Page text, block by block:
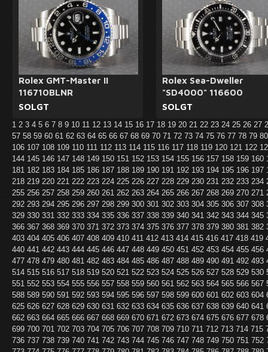
Rolex GMT-Master II
116710BLNR
SOLGT
Rolex Sea-Dweller
"SD4000" 116600
SOLGT
1 2 3 4 5 6 7 8 9 10 11 12 13 14 15 16 17 18 19 20 21 22 23 24 25 26 27
57 58 59 60 61 62 63 64 65 66 67 68 69 70 71 72 73 74 75 76 77 78 79
106 107 108 109 110 111 112 113 114 115 116 117 118 119 120 121 122
144 145 146 147 148 149 150 151 152 153 154 155 156 157 158 159 160
181 182 183 184 185 186 187 188 189 190 191 192 193 194 195 196 197
218 219 220 221 222 223 224 225 226 227 228 229 230 231 232 233 234
255 256 257 258 259 260 261 262 263 264 265 266 267 268 269 270 271
292 293 294 295 296 297 298 299 300 301 302 303 304 305 306 307 308
329 330 331 332 333 334 335 336 337 338 339 340 341 342 343 344 345
366 367 368 369 370 371 372 373 374 375 376 377 378 379 380 381 382
403 404 405 406 407 408 409 410 411 412 413 414 415 416 417 418 419
440 441 442 443 444 445 446 447 448 449 450 451 452 453 454 455 456
477 478 479 480 481 482 483 484 485 486 487 488 489 490 491 492 493
514 515 516 517 518 519 520 521 522 523 524 525 526 527 528 529 530
551 552 553 554 555 556 557 558 559 560 561 562 563 564 565 566 567
588 589 590 591 592 593 594 595 596 597 598 599 600 601 602 603 604
625 626 627 628 629 630 631 632 633 634 635 636 637 638 639 640 641
662 663 664 665 666 667 668 669 670 671 672 673 674 675 676 677 678
699 700 701 702 703 704 705 706 707 708 709 710 711 712 713 714 715
736 737 738 739 740 741 742 743 744 745 746 747 748 749 750 751 752